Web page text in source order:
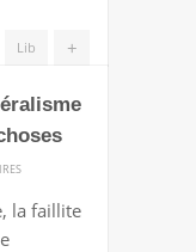
+
Lib
RÉGULATION,
la faillite